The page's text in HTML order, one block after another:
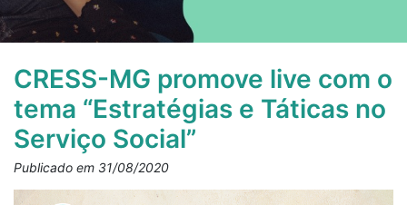
CRESS-MG promove live com o
tema “Estratégias e Táticas no
Serviço Social”
Publicado em 31/08/2020